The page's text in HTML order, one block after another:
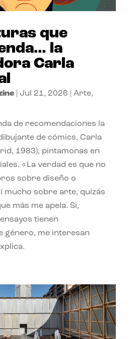
que
la
Carla
| Jul 21, 2026 Arte,
de recomendaciones la
de cómics, Carla
1983), pintamonas en
«La verdad es que no
sobre diseño o
mucho sobre arte, quizás
más me apela. Si,
tienen
género, me interesan